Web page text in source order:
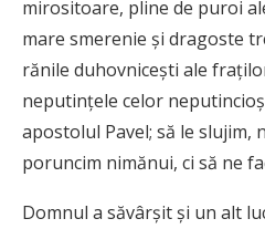
mirositoare, pline de puroi
mare smerenie şi dragoste
rănile duhovniceşti ale
neputinţele celor
apostolul Pavel; să le slujim,
poruncim nimănui, ci să ne
Domnul a săvârşit şi un alt